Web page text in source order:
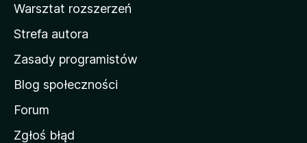
m
o
w
M
o
z
Warsztat rozszerzeń
Strefa autora
Zasady programistów
Blog społeczności
Forum
Zgłoś błąd